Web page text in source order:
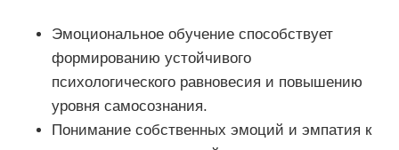
Эмоциональное обучение способствует
формированию устойчивого
психологического равновесия и повышению
уровня самосознания.
Понимание собственных эмоций и эмпатия к